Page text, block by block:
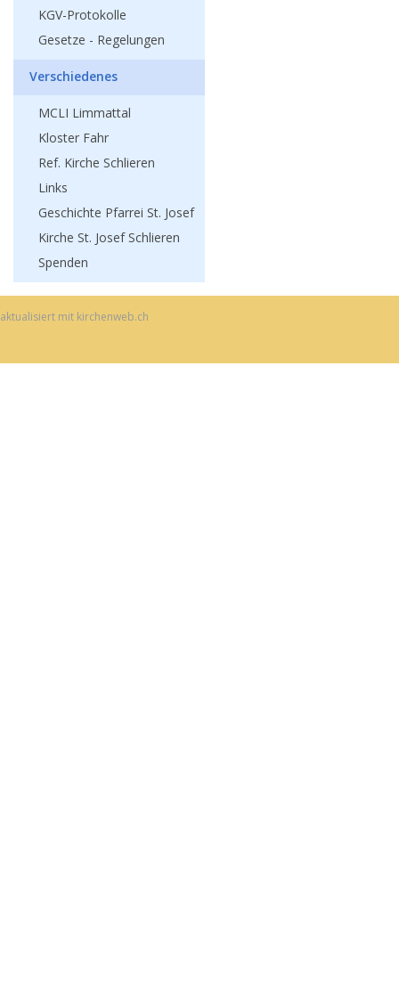
KGV-Protokolle
Gesetze - Regelungen
Verschiedenes
MCLI Limmattal
Kloster Fahr
Ref. Kirche Schlieren
Links
Geschichte Pfarrei St. Josef
Kirche St. Josef Schlieren
Spenden
aktualisiert mit kirchenweb.ch